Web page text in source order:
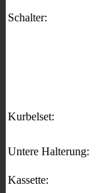
Schalter:
Kurbelset:
Untere Halterung:
Kassette: